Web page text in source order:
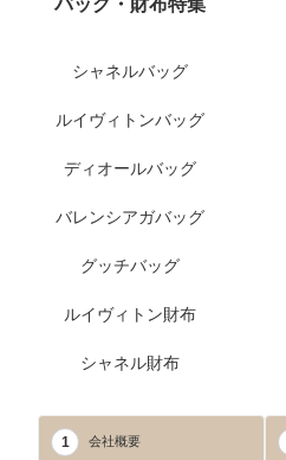
シャネルバッグ
ルイヴィトンバッグ
ディオールバッグ
バレンシアガバッグ
グッチバッグ
ルイヴィトン財布
シャネル財布
1 会社概要